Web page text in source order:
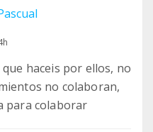
haceis por ellos, no
no colaboran,
para colaborar